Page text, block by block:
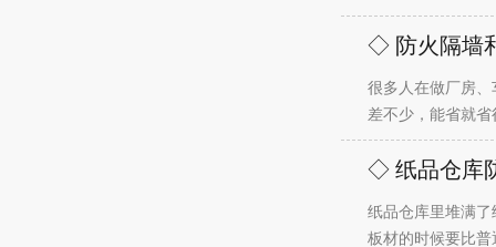
◇ 防火隔墙
很多人在做厂房
差不少，能省就
◇ 纸品仓库
纸品仓库里堆满
板材的时候要比